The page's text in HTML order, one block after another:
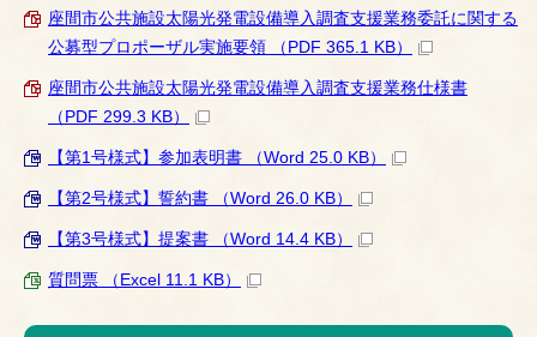
座間市公共施設太陽光発電設備導入調査支援業務委託に関する
公募型プロポーザル実施要領 （PDF 365.1 KB）
座間市公共施設太陽光発電設備導入調査支援業務仕様書
（PDF 299.3 KB）
【第1号様式】参加表明書 （Word 25.0 KB）
【第2号様式】誓約書 （Word 26.0 KB）
【第3号様式】提案書 （Word 14.4 KB）
質問票 （Excel 11.1 KB）